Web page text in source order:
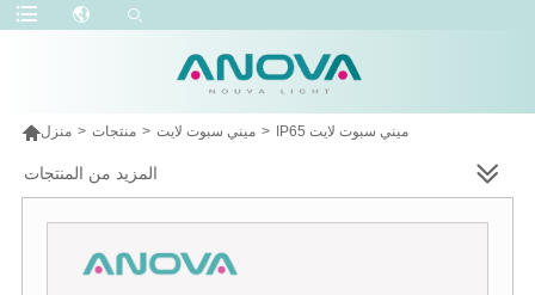
منزل > منتجات > ميني سبوت لايت > IP65 ميني سبوت لايت
المزيد من المنتجات